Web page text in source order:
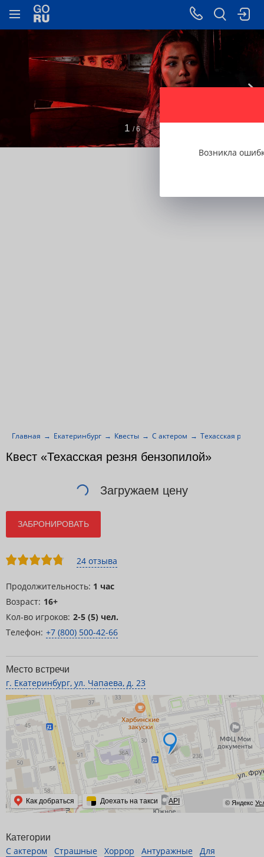
Загружаем цену
24 отзыва
Продолжительность: 1 час
Возраст: 16+
Кол-во игроков: 2-5 (5) чел.
Телефон: +7 (800) 500-42-66
ЗАБРОНИРОВАТЬ
Квест «Техасская резня бензопилой»
Главная Екатеринбург Квесты С актером Техасская резня
1 / 6
Место встречи
г. Екатеринбург, ул. Чапаева, д. 23
© Яндекс
Как добраться Доехать на такси API
Категории
С актером Страшные Хоррор Антуражные
Для
Возникла